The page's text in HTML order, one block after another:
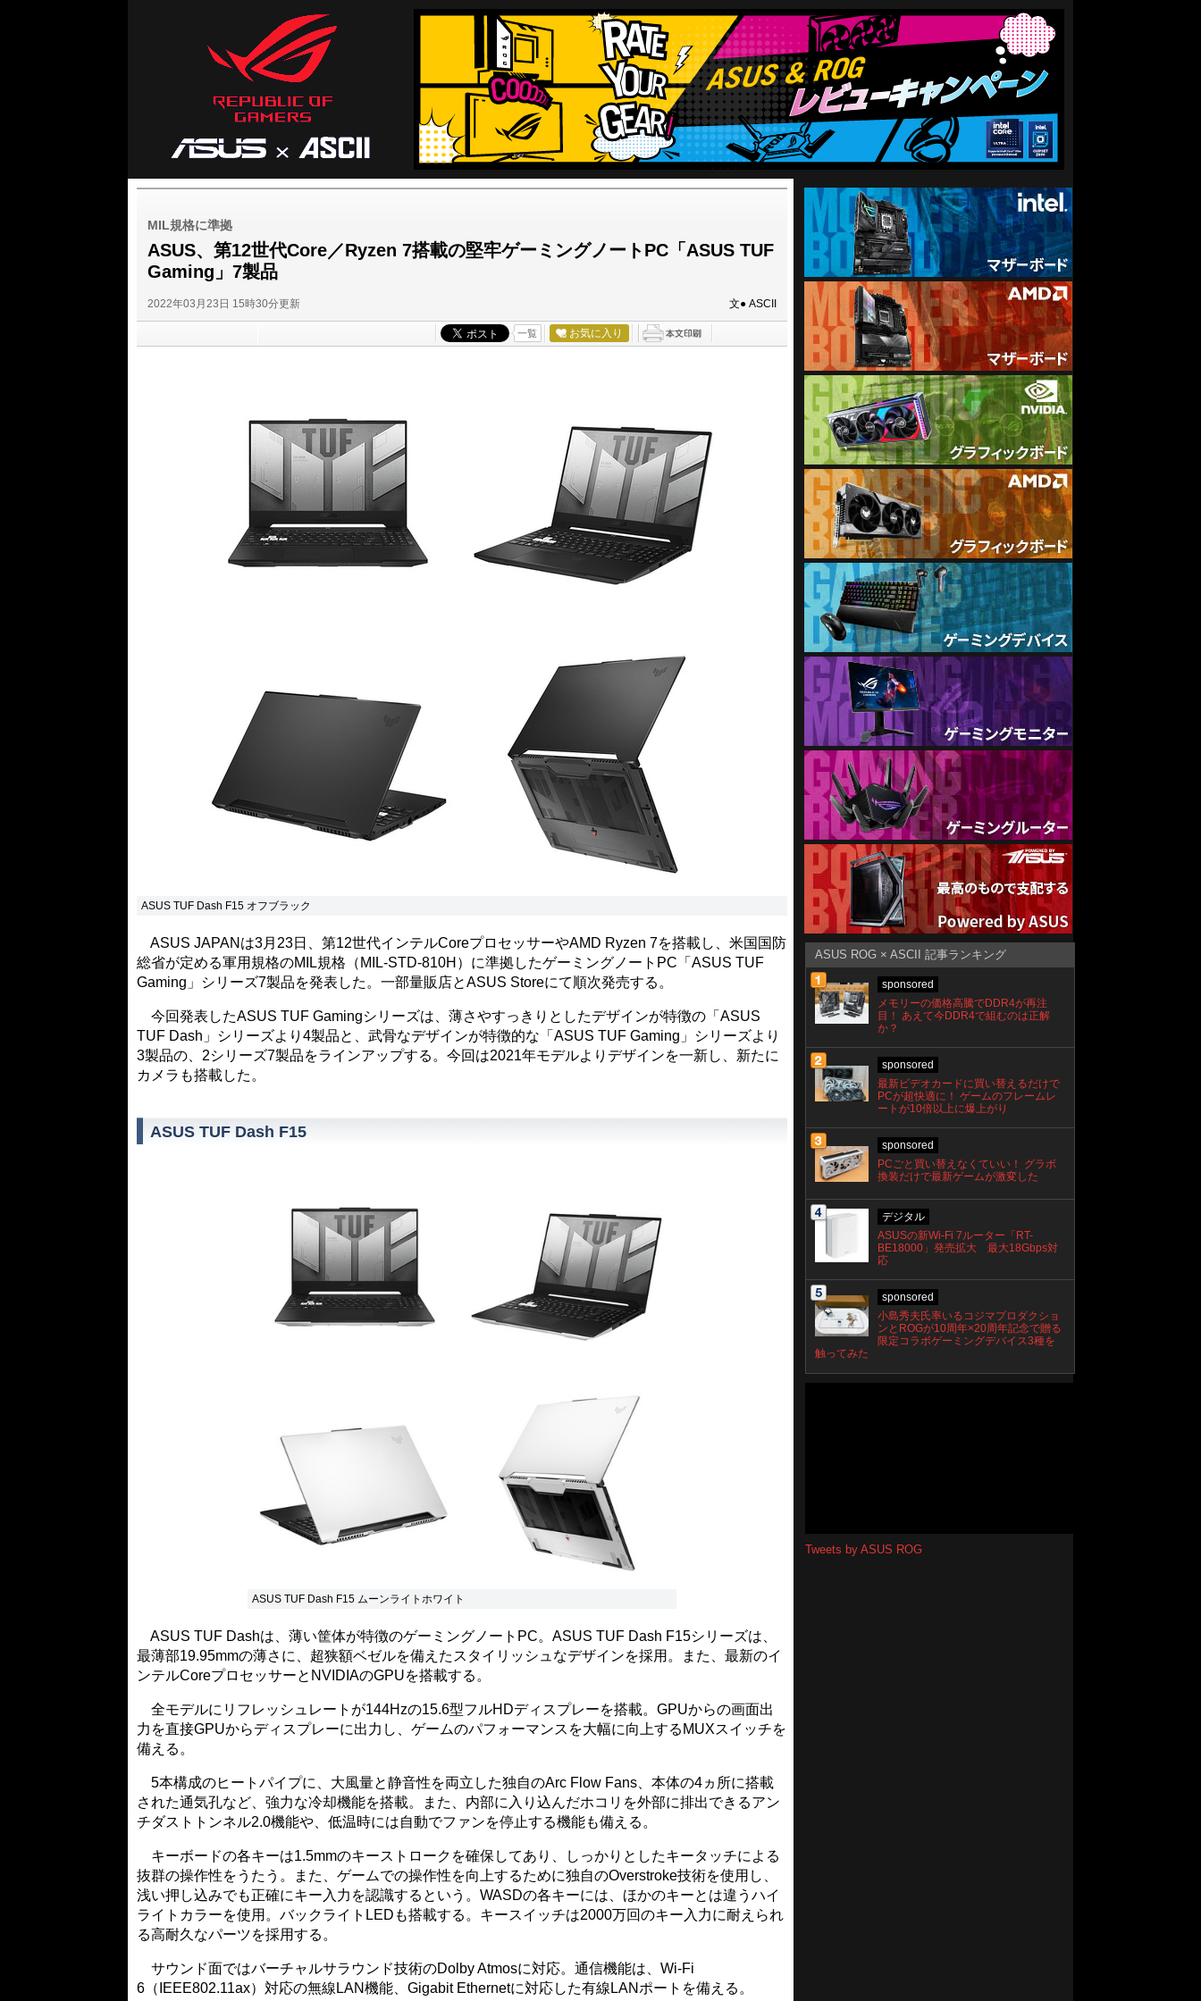
ASCII
MIL規格に準拠
ASUS、第12世代Core／Ryzen 7搭載の堅牢ゲーミングノートPC「ASUS TUF
Gaming」7製品
2022年03月23日 15時30分更新 文● ASCII
一覧 お気に入り
ASUS TUF Dash F15 オフブラック
ASUS JAPANは3月23日、第12世代インテルCoreプロセッサーやAMD Ryzen 7を搭載し、米国国防
総省が定める軍用規格のMIL規格（MIL-STD-810H）に準拠したゲーミングノートPC「ASUS TUF
Gaming」シリーズ7製品を発表した。一部量販店とASUS Storeにて順次発売する。
今回発表したASUS TUF Gamingシリーズは、薄さやすっきりとしたデザインが特徴の「ASUS
TUF Dash」シリーズより4製品と、武骨なデザインが特徴的な「ASUS TUF Gaming」シリーズより
3製品の、2シリーズ7製品をラインアップする。今回は2021年モデルよりデザインを一新し、新たに
カメラも搭載した。
ASUS TUF Dash F15
ASUS TUF Dash F15 ムーンライトホワイト
ASUS TUF Dashは、薄い筐体が特徴のゲーミングノートPC。ASUS TUF Dash F15シリーズは、
最薄部19.95mmの薄さに、超狭額ベゼルを備えたスタイリッシュなデザインを採用。また、最新のイ
ンテルCoreプロセッサーとNVIDIAのGPUを搭載する。
全モデルにリフレッシュレートが144Hzの15.6型フルHDディスプレーを搭載。GPUからの画面出
力を直接GPUからディスプレーに出力し、ゲームのパフォーマンスを大幅に向上するMUXスイッチを
備える。
5本構成のヒートパイプに、大風量と静音性を両立した独自のArc Flow Fans、本体の4ヵ所に搭載
された通気孔など、強力な冷却機能を搭載。また、内部に入り込んだホコリを外部に排出できるアン
チダストトンネル2.0機能や、低温時には自動でファンを停止する機能も備える。
キーボードの各キーは1.5mmのキーストロークを確保してあり、しっかりとしたキータッチによる
抜群の操作性をうたう。また、ゲームでの操作性を向上するために独自のOverstroke技術を使用し、
浅い押し込みでも正確にキー入力を認識するという。WASDの各キーには、ほかのキーとは違うハイ
ライトカラーを使用。バックライトLEDも搭載する。キースイッチは2000万回のキー入力に耐えられ
る高耐久なパーツを採用する。
サウンド面ではバーチャルサラウンド技術のDolby Atmosに対応。通信機能は、Wi-Fi
6（IEEE802.11ax）対応の無線LAN機能、Gigabit Ethernetに対応した有線LANポートを備える。
ASUS ROG × ASCII 記事ランキング
sponsored
メモリーの価格高騰でDDR4が再注
目！ あえて今DDR4で組むのは正解
か？
sponsored
最新ビデオカードに買い替えるだけで
PCが超快適に！ ゲームのフレームレ
ートが10倍以上に爆上がり
sponsored
PCごと買い替えなくていい！ グラボ
換装だけで最新ゲームが激変した
デジタル
ASUSの新Wi-Fi 7ルーター「RT-
BE18000」発売拡大 最大18Gbps対
応
sponsored
小島秀夫氏率いるコジマプロダクショ
ンとROGが10周年×20周年記念で贈る
限定コラボゲーミングデバイス3種を
触ってみた
Tweets by ASUS ROG